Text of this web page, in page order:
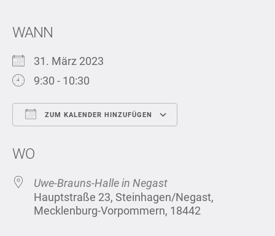
WANN
31. März 2023
9:30 - 10:30
ZUM KALENDER HINZUFÜGEN
WO
Uwe-Brauns-Halle in Negast
Hauptstraße 23, Steinhagen/Negast,
Mecklenburg-Vorpommern, 18442